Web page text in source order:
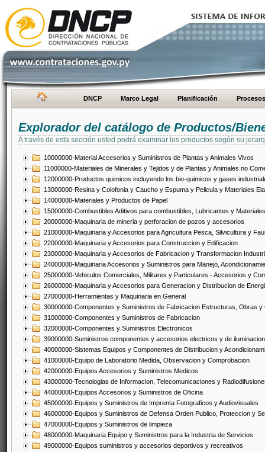
DNCP Marco Legal Planificación Procesos
Explorador del catálogo de Productos/
A través de esta sección usted podrá examinar los productos según su
10000000-Material Accesorios y Suministros de Plantas y Animales Vivos
11000000-Materiales de Minerales y Tejidos y de Plantas y Animales no
12000000-Productos quimicos incluyendo los bio-quimicos y gases
13000000-Resina y Colofonia y Caucho y Espuma y Pelicula y Materiales
14000000-Materiales y Productos de Papel
15000000-Combustibles Aditivos para combustibles, Lubricantes y
20000000-Maquinaria de mineria y perforacion de pozos y accesorios
21000000-Maquinaria y Accesorios para Agricultura Pesca, Silvicultura y
22000000-Maquinaria y Accesorios para Construccion y Edificacion
23000000-Maquinaria y Accesorios de Fabricacion y Transformacion
24000000-Maquinaria Accesorios y Suministros para Manejo,
25000000-Vehiculos Comerciales, Militares y Particulares - Accesorios y
26000000-Maquinaria y Accesorios para Generacion y Distribucion de
27000000-Herramientas y Maquinaria en General
30000000-Componentes y Suministros de Fabricacion Estructuras, Obras
31000000-Componentes y Suministros de Fabricacion
32000000-Componentes y Suministros Electronicos
39000000-Suministros componentes y accesorios electricos y de iluminacion
40000000-Sistemas Equipos y Componentes de Distribucion y
41000000-Equipo de Laboratorio Medida, Observacion y Comprobacion
42000000-Equipos Accesorios y Suministros Medicos
43000000-Tecnologias de Informacion, Telecomunicaciones y
44000000-Equipos Accesorios y Suministros de Oficina
45000000-Equipos y Suministros de Imprenta Fotograficos y Audiovisuales
46000000-Equipos y Suministros de Defensa Orden Publico, Proteccion y
47000000-Equipos y Suministros de limpieza
48000000-Maquinaria Equipo y Suministros para la Industria de Servicios
49000000-Equipos suministros y accesorios deportivos y recreativos